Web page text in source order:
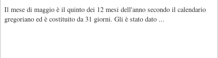
Il mese di maggio è il quinto dei 12 mesi dell'anno secondo il calendario
gregoriano ed è costituito da 31 giorni. Gli è stato dato ...